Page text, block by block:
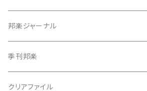
つぼシール
撥皮・撥皮のり
胴板
邦楽ジャーナル
季刊邦楽
クリアファイル